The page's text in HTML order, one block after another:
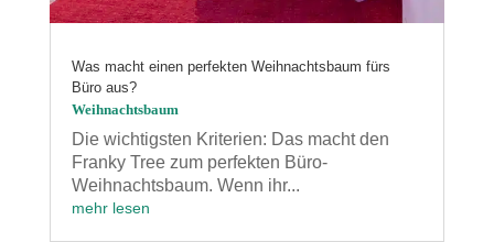
Was macht einen perfekten Weihnachtsbaum fürs
Büro aus?
Weihnachtsbaum
Die wichtigsten Kriterien: Das macht den
Franky Tree zum perfekten Büro-
Weihnachtsbaum. Wenn ihr...
mehr lesen